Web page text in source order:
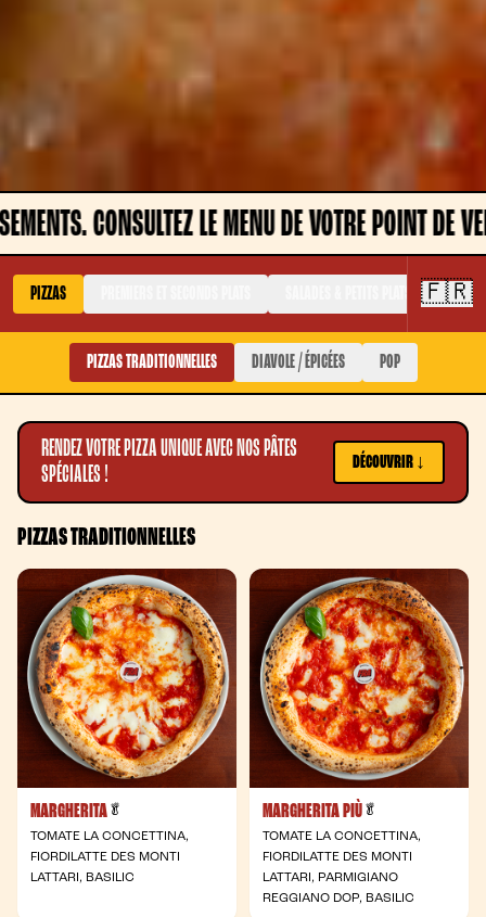
DE VOTRE POINT DE VENTE ATTENTION, LES
PIZZAS 🇫🇷
PIZZAS TRADITIONNELLES DIAVOLE / ÉPICÉES POP
RENDEZ VOTRE PIZZA UNIQUE AVEC NOS PÂTES
SPÉCIALES !
DÉCOUVRIR ↓
PIZZAS TRADITIONNELLES
MARGHERITA 🥬
TOMATE LA CONCETTINA,
FIORDILATTE DES MONTI
LATTARI, BASILIC
MARGHERITA PIÙ 🥬
TOMATE LA CONCETTINA,
FIORDILATTE DES MONTI
LATTARI, PARMIGIANO
REGGIANO DOP, BASILIC